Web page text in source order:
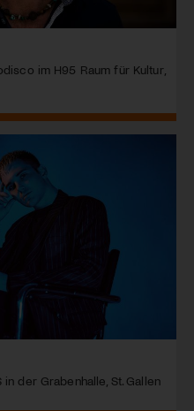
im H95 Raum für Kultur,
der Grabenhalle, St. Gallen